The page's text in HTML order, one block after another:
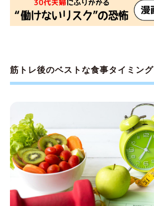
筋トレ後のベストな食事タイミング